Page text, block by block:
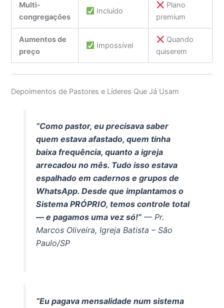
Multi-
congregações
Incluído
Plano
premium
Aumentos de
preço
Impossível
Quando
quiserem
Depoimentos de Pastores e Líderes Que Já Usam
“Como pastor, eu precisava saber
quem estava afastado, quem tinha
baixa frequência, quanto a igreja
arrecadou no mês. Tudo isso estava
espalhado em cadernos e grupos de
WhatsApp. Desde que implantamos o
Sistema PRÓPRIO, temos controle total
— e pagamos uma vez só!”— Pr.
Marcos Oliveira, Igreja Batista – São
Paulo/SP
“Eu pagava mensalidade num sistema